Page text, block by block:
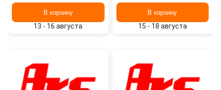
В корзину
13 - 16 августа
В корзину
15 - 18 августа